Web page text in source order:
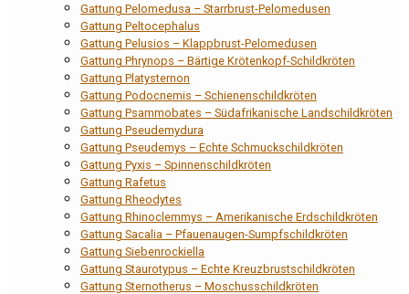
Gattung Pelomedusa – Starrbrust-Pelomedusen
Gattung Peltocephalus
Gattung Pelusios – Klappbrust-Pelomedusen
Gattung Phrynops – Bärtige Krötenkopf-Schildkröten
Gattung Platysternon
Gattung Podocnemis – Schienenschildkröten
Gattung Psammobates – Südafrikanische Landschildkröten
Gattung Pseudemydura
Gattung Pseudemys – Echte Schmuckschildkröten
Gattung Pyxis – Spinnenschildkröten
Gattung Rafetus
Gattung Rheodytes
Gattung Rhinoclemmys – Amerikanische Erdschildkröten
Gattung Sacalia – Pfauenaugen-Sumpfschildkröten
Gattung Siebenrockiella
Gattung Staurotypus – Echte Kreuzbrustschildkröten
Gattung Sternotherus – Moschusschildkröten